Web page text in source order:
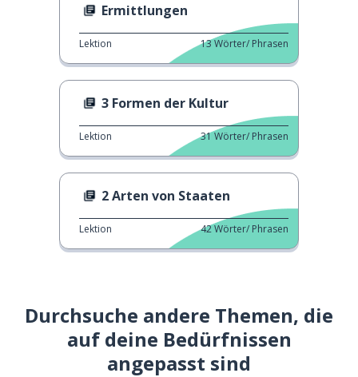
Ermittlungen
Lektion 13Wörter/ Phrasen
3 Formen der Kultur
Lektion 31Wörter/ Phrasen
2 Arten von Staaten
Lektion 42Wörter/ Phrasen
Durchsuche andere Themen, die
auf deine Bedürfnissen
angepasst sind